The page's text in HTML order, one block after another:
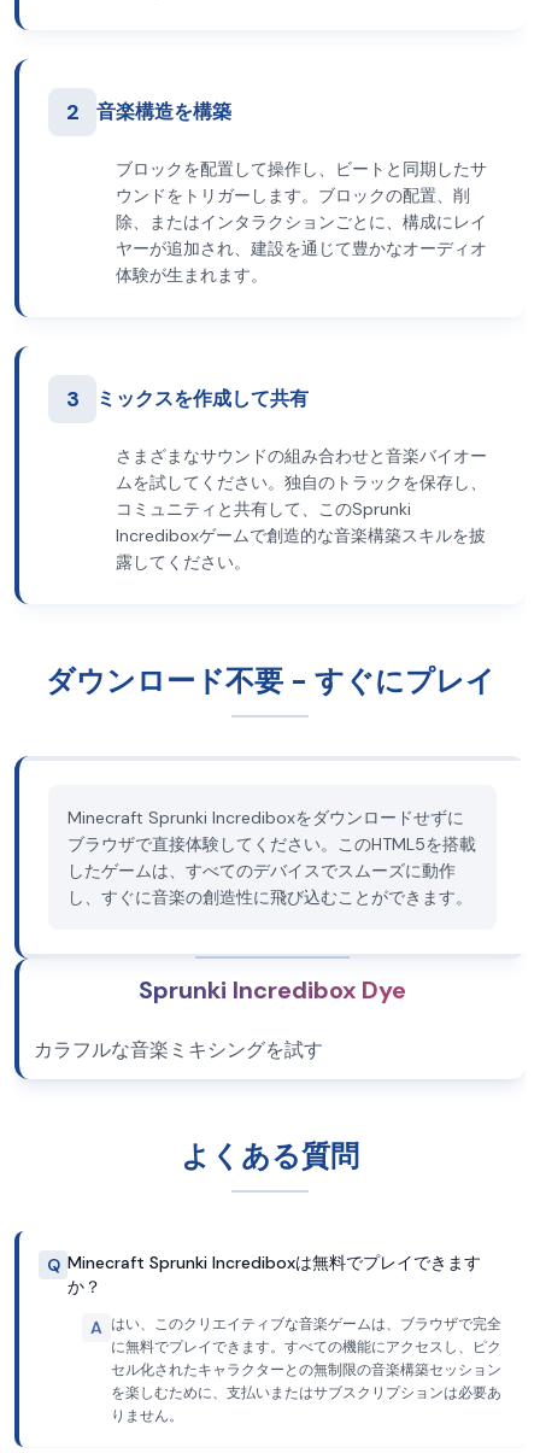
2 音楽構造を構築
ブロックを配置して操作し、ビートと同期したサ
ウンドをトリガーします。ブロックの配置、削
除、またはインタラクションごとに、構成にレイ
ヤーが追加され、建設を通じて豊かなオーディオ
体験が生まれます。
3 ミックスを作成して共有
さまざまなサウンドの組み合わせと音楽バイオー
ムを試してください。独自のトラックを保存し、
コミュニティと共有して、このSprunki
Incrediboxゲームで創造的な音楽構築スキルを披
露してください。
ダウンロード不要 - すぐにプレイ
Minecraft Sprunki Incrediboxをダウンロードせずに
ブラウザで直接体験してください。このHTML5を搭載
したゲームは、すべてのデバイスでスムーズに動作
し、すぐに音楽の創造性に飛び込むことができます。
Sprunki Incredibox Dye
カラフルな音楽ミキシングを試す
よくある質問
Q Minecraft Sprunki Incrediboxは無料でプレイできます
か？
A はい、このクリエイティブな音楽ゲームは、ブラウザで完全
に無料でプレイできます。すべての機能にアクセスし、ピク
セル化されたキャラクターとの無制限の音楽構築セッション
を楽しむために、支払いまたはサブスクリプションは必要あ
りません。